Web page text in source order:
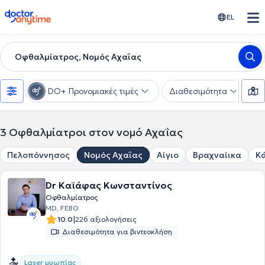
doctoranytime EL
Οφθαλμίατρος, Νομός Αχαΐας
DO+ Προνομιακές τιμές Διαθεσιμότητα
3 Οφθαλμίατροι στον νομό Αχαΐας
Πελοπόννησος Νομός Αχαΐας Αίγιο Βραχναίικα
Dr Καϊάφας Κωνσταντίνος
Οφθαλμίατρος
MD, FEBO
10.0|226 αξιολογήσεις
Διαθεσιμότητα για βιντεοκλήση
Laser μυωπίας